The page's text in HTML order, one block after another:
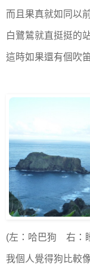
而且果真就如同以
白鷺鷥就直挺挺的
這時如果還有個吹
(左：哈巴狗 右：
我個人覺得狗比較